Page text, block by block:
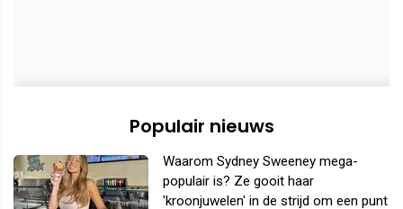
Populair nieuws
Waarom Sydney Sweeney mega-
populair is? Ze gooit haar
'kroonjuwelen' in de strijd om een punt